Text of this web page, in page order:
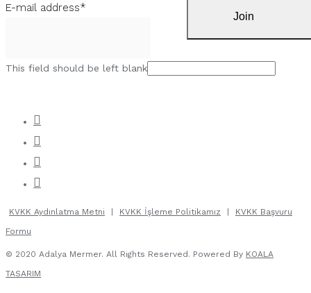
E-mail address*
Join
This field should be left blank
KVKK Aydınlatma Metni | KVKK İşleme Politikamız |
KVKK Başvuru
Formu
© 2020 Adalya Mermer. All Rights Reserved. Powered By KOALA
TASARIM